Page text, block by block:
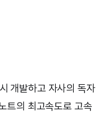
개발하고 자사의 독자
트의 최고속도로 고속